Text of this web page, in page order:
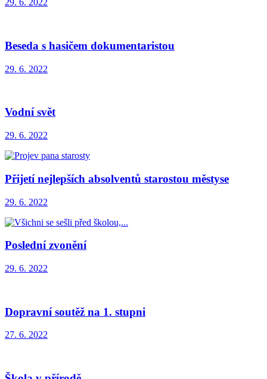
29. 6. 2022
Beseda s hasičem dokumentaristou
29. 6. 2022
Vodní svět
29. 6. 2022
Přijetí nejlepších absolventů starostou městyse
29. 6. 2022
Poslední zvonění
29. 6. 2022
Dopravní soutěž na 1. stupni
27. 6. 2022